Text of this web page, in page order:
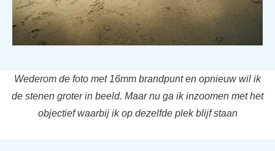
Wederom de foto met 16mm brandpunt en opnieuw wil ik
de stenen groter in beeld. Maar nu ga ik inzoomen met het
objectief waarbij ik op dezelfde plek blijf staan